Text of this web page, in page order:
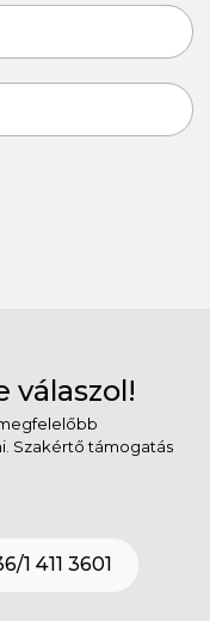
válaszol!
Szakértő támogatás
1 411 3601